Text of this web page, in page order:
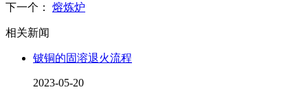
下一个： 熔炼炉
相关新闻
铍铜的固溶退火流程
2023-05-20